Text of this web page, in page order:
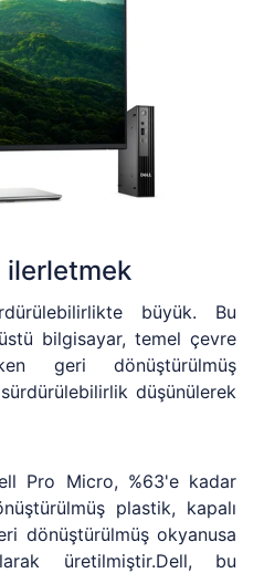
ilerletmek
büyük. Bu
bilgisayar, temel çevre
geri dönüştürülmüş
düşünülerek
Pro Micro, %63'e kadar
plastik, kapalı
dönüştürülmüş okyanusa
üretilmiştir.Dell, bu